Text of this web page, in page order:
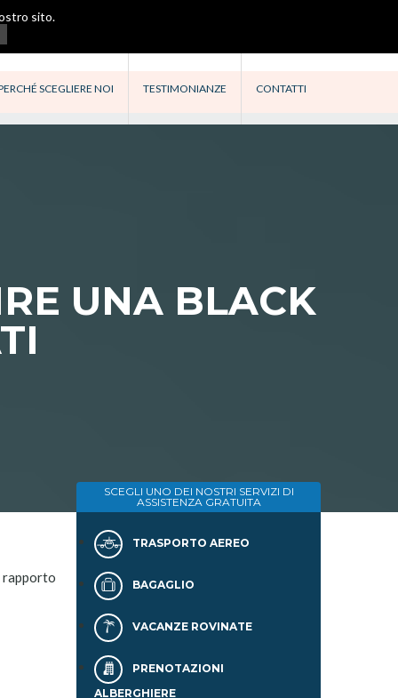
sito.
SCEGLIERE NOI TESTIMONIANZE CONTATTI
UNA BLACK
rapporto
SCEGLI UNO DEI NOSTRI SERVIZI DI
ASSISTENZA GRATUITA
TRASPORTO AEREO
BAGAGLIO
VACANZE ROVINATE
PRENOTAZIONI
ALBERGHIERE